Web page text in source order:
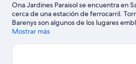
Ona Jardines Paraisol se encuentra en
cerca de una estación de ferrocarril.
Barenys son algunos de los lugares
donde también puedes acercarte a
temático PortAventura World y Bosc
Mostrar más